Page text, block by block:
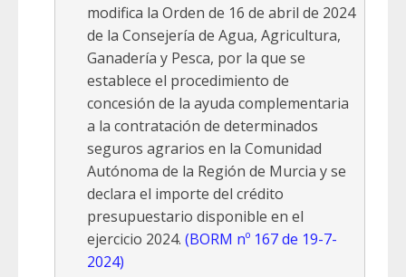
modifica la Orden de 16 de abril de 2024
de la Consejería de Agua, Agricultura,
Ganadería y Pesca, por la que se
establece el procedimiento de
concesión de la ayuda complementaria
a la contratación de determinados
seguros agrarios en la Comunidad
Autónoma de la Región de Murcia y se
declara el importe del crédito
presupuestario disponible en el
ejercicio 2024. (BORM nº 167 de 19-7-
2024)